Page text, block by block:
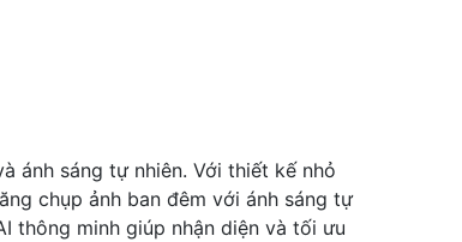
ánh sáng tự nhiên. Với thiết kế nhỏ
chụp ảnh ban đêm với ánh sáng tự
thông minh giúp nhận diện và tối ưu